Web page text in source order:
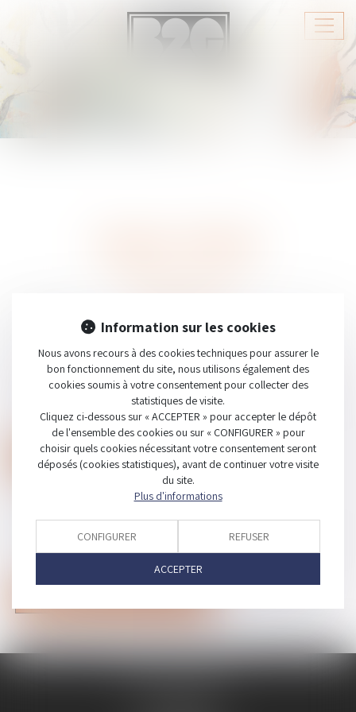
Ouvrir
MOT DE PASSE
Se connecter
Mot de passe perdu
IDENTIFIANT
B2G & ASSOCIÉS
Information sur les cookies
Nous avons recours à des cookies techniques pour assurer le
bon fonctionnement du site, nous utilisons également des
cookies soumis à votre consentement pour collecter des
statistiques de visite.
Cliquez ci-dessous sur « ACCEPTER » pour accepter le dépôt
de l'ensemble des cookies ou sur « CONFIGURER » pour
choisir quels cookies nécessitant votre consentement seront
déposés (cookies statistiques), avant de continuer votre visite
du site.
Plus d'informations
CONFIGURER REFUSER
ACCEPTER